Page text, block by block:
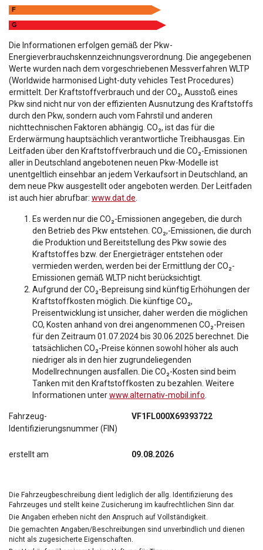
F
G
Die Informationen erfolgen gemäß der Pkw-
Energieverbrauchskennzeichnungsverordnung. Die angegebenen
Werte wurden nach dem vorgeschriebenen Messverfahren WLTP
(Worldwide harmonised Light-duty vehicles Test Procedures)
ermittelt. Der Kraftstoffverbrauch und der CO₂, Ausstoß eines
Pkw sind nicht nur von der effizienten Ausnutzung des Kraftstoffs
durch den Pkw, sondern auch vom Fahrstil und anderen
nichttechnischen Faktoren abhängig. CO₂, ist das für die
Erderwärmung hauptsächlich verantwortliche Treibhausgas. Ein
Leitfaden über den Kraftstoffverbrauch und die CO₂-Emissionen
aller in Deutschland angebotenen neuen Pkw-Modelle ist
unentgeltlich einsehbar an jedem Verkaufsort in Deutschland, an
dem neue Pkw ausgestellt oder angeboten werden. Der Leitfaden
ist auch hier abrufbar: www.dat.de.
Es werden nur die CO₂-Emissionen angegeben, die durch
den Betrieb des Pkw entstehen. CO₂,-Emissionen, die durch
die Produktion und Bereitstellung des Pkw sowie des
Kraftstoffes bzw. der Energieträger entstehen oder
vermieden werden, werden bei der Ermittlung der CO₂-
Emissionen gemäß WLTP nicht berücksichtigt.
Aufgrund der CO₂-Bepreisung sind künftig Erhöhungen der
Kraftstoffkosten möglich. Die künftige CO₂,
Preisentwicklung ist unsicher, daher werden die möglichen
CO, Kosten anhand von drei angenommenen CO₂-Preisen
für den Zeitraum 01.07.2024 bis 30.06.2025 berechnet. Die
tatsächlichen CO₂-Preise können sowohl höher als auch
niedriger als in den hier zugrundeliegenden
Modellrechnungen ausfallen. Die CO₂-Kosten sind beim
Tanken mit den Kraftstoffkosten zu bezahlen. Weitere
Informationen unterwww.alternativ-mobil.info.
Fahrzeug-
Identifizierungsnummer (FIN)
VF1FL000X69393722
erstellt am 09.08.2026
Die Fahrzeugbeschreibung dient lediglich der allg. Identifizierung des
Fahrzeuges und stellt keine Zusicherung im kaufrechtlichen Sinn dar.
Die Angaben erheben nicht den Anspruch auf Vollständigkeit.
Die gemachten Angaben/Beschreibungen sind unverbindlich und dienen
nicht als zugesicherte Eigenschaften.